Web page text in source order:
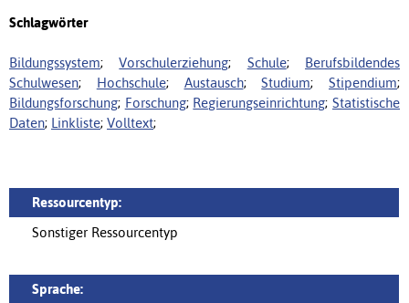
Schlagwörter
Bildungssystem;Vorschulerziehung; Schule; Berufsbildendes
Schulwesen; Hochschule; Austausch;Studium; Stipendium;
Bildungsforschung; Forschung; Regierungseinrichtung;Statistische
Daten; Linkliste; Volltext;
Ressourcentyp:
Sonstiger Ressourcentyp
Sprache: